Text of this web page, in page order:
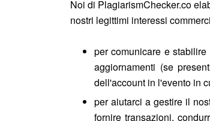
Noi di PlagiarismChecker.co
nostri legittimi interessi
per comunicare e
aggiornamenti (se
dell'account in l'evento in
per aiutarci a gestire il
fornire transazioni,